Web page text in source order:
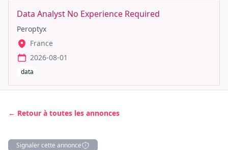
Data Analyst No Experience Required
Peroptyx
France
2026-08-01
data
← Retour à toutes les annonces
Signaler cette annonce